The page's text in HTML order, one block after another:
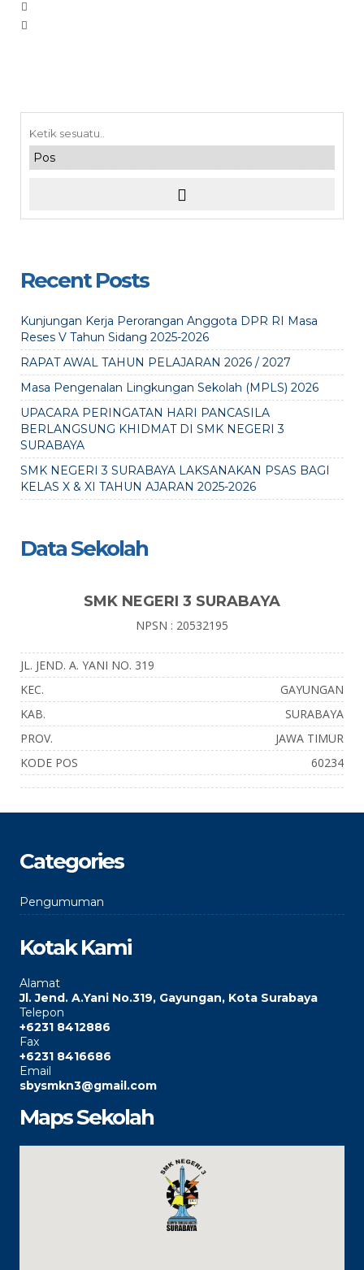
Recent Posts
Kunjungan Kerja Perorangan Anggota DPR RI Masa
Reses V Tahun Sidang 2025-2026
RAPAT AWAL TAHUN PELAJARAN 2026 / 2027
Masa Pengenalan Lingkungan Sekolah (MPLS) 2026
UPACARA PERINGATAN HARI PANCASILA
BERLANGSUNG KHIDMAT DI SMK NEGERI 3
SURABAYA
SMK NEGERI 3 SURABAYA LAKSANAKAN PSAS BAGI
KELAS X & XI TAHUN AJARAN 2025-2026
Data Sekolah
SMK NEGERI 3 SURABAYA
NPSN : 20532195
JL. JEND. A. YANI NO. 319
KEC.
GAYUNGAN
KAB.
SURABAYA
PROV.
JAWA TIMUR
KODE POS
60234
Categories
Pengumuman
Kotak Kami
Alamat
Jl. Jend. A.Yani No.319, Gayungan, Kota Surabaya
Telepon
+6231 8412886
Fax
+6231 8416686
Email
sbysmkn3@gmail.com
Maps Sekolah